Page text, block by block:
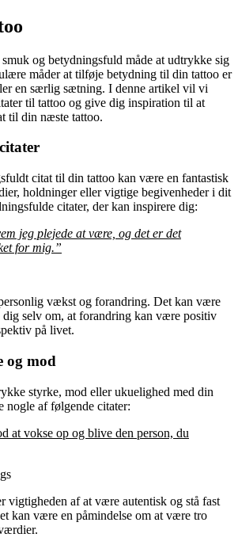
og betydningsfuld måde at udtrykke sig
måder at tilføje betydning til din tattoo er
en særlig sætning. I denne artikel vil vi
til tattoo og give dig inspiration til at
til din næste tattoo.
citat til din tattoo kan være en fantastisk
holdninger eller vigtige begivenheder i dit
citater, der kan inspirere dig:
jeg plejede at være, og det er det
for mig.”
vækst og forandring. Det kan være
dig selv om, at forandring kan være positiv
på livet.
og mod
styrke, mod eller ukuelighed med din
nogle af følgende citater:
at vokse op og blive den person, du
vigtigheden af at være autentisk og stå fast
kan være en påmindelse om at være tro